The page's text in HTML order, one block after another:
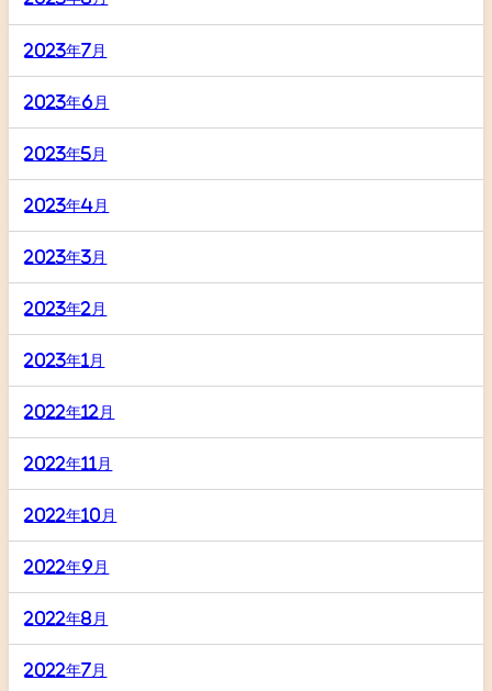
2023年7月
2023年6月
2023年5月
2023年4月
2023年3月
2023年2月
2023年1月
2022年12月
2022年11月
2022年10月
2022年9月
2022年8月
2022年7月